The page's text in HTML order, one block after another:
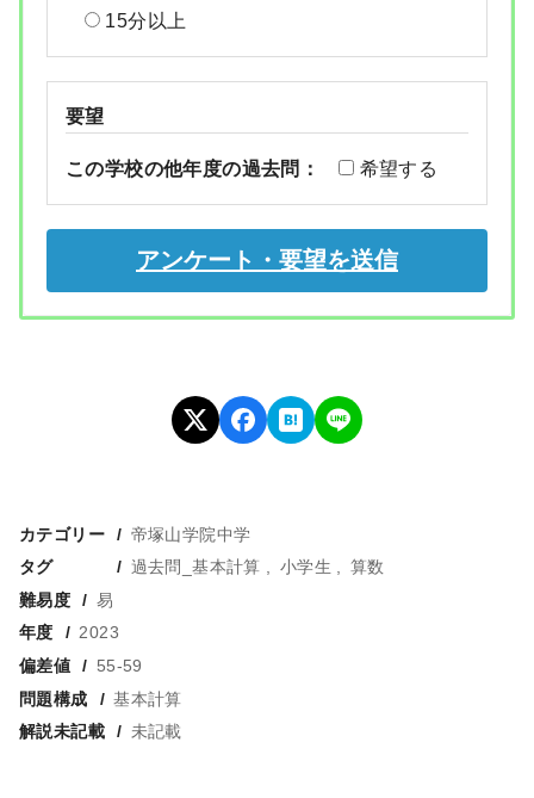
15分以上
要望
この学校の他年度の過去問： 希望する
カテゴリー
帝塚山学院中学
タグ
過去問_基本計算 小学生
算数
難易度
易
年度
2023
偏差値
55-59
問題構成
基本計算
解説未記載
未記載